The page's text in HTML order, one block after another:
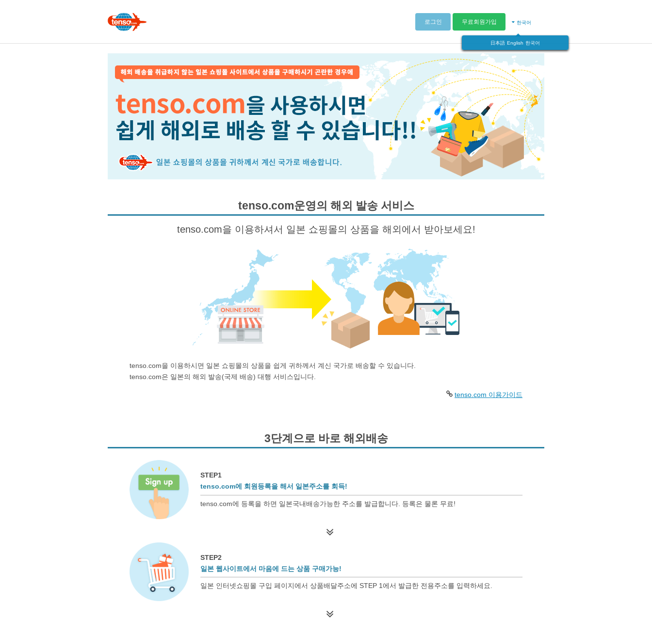
로그인 무료회원가입 한국어
日本語 English 한국어
tenso.com운영의 해외 발송 서비스
tenso.com을 이용하셔서 일본 쇼핑몰의 상품을 해외에서 받아보세요!
tenso.com을 이용하시면 일본 쇼핑몰의 상품을 쉽게 귀하께서 계신 국가로 배송할 수 있습니다.
tenso.com은 일본의 해외 발송(국제 배송) 대행 서비스입니다.
tenso.com 이용가이드
3단계으로 바로 해외배송
STEP1
tenso.com에 회원등록을 해서 일본주소를 회득!
tenso.com에 등록을 하면 일본국내배송가능한 주소를 발급합니다. 등록은 물론 무료!
STEP2
일본 웹사이트에서 마음에 드는 상품 구매가능!
일본 인터넷쇼핑몰 구입 페이지에서 상품배달주소에 STEP 1에서 발급한 전용주소를 입력하세요.